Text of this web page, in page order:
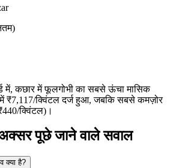
में, कछार में फूलगोभी का सबसे ऊंचा मासिक
₹7,117/क्विंटल दर्ज हुआ, जबकि सबसे कमज़ोर
क्विंटल)।
पूछे जाने वाले सवाल
क्या है?